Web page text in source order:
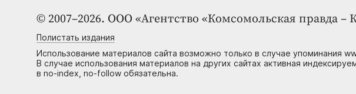
© 2007–2026. ООО «Агентство «Комсомольская правда –
Полистать издания
Использование материалов сайта возможно только в случае упоминания
В случае использования материалов на других сайтах активная
в no-index, no-follow обязательна.